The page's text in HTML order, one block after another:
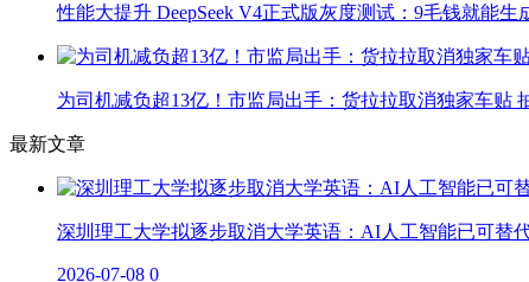
性能大提升 DeepSeek V4正式版灰度测试：9毛钱就能生
为司机减负超13亿！市监局出手：货拉拉取消独家车贴
最新文章
深圳理工大学拟逐步取消大学英语：AI人工智能已可替
2026-07-08 0